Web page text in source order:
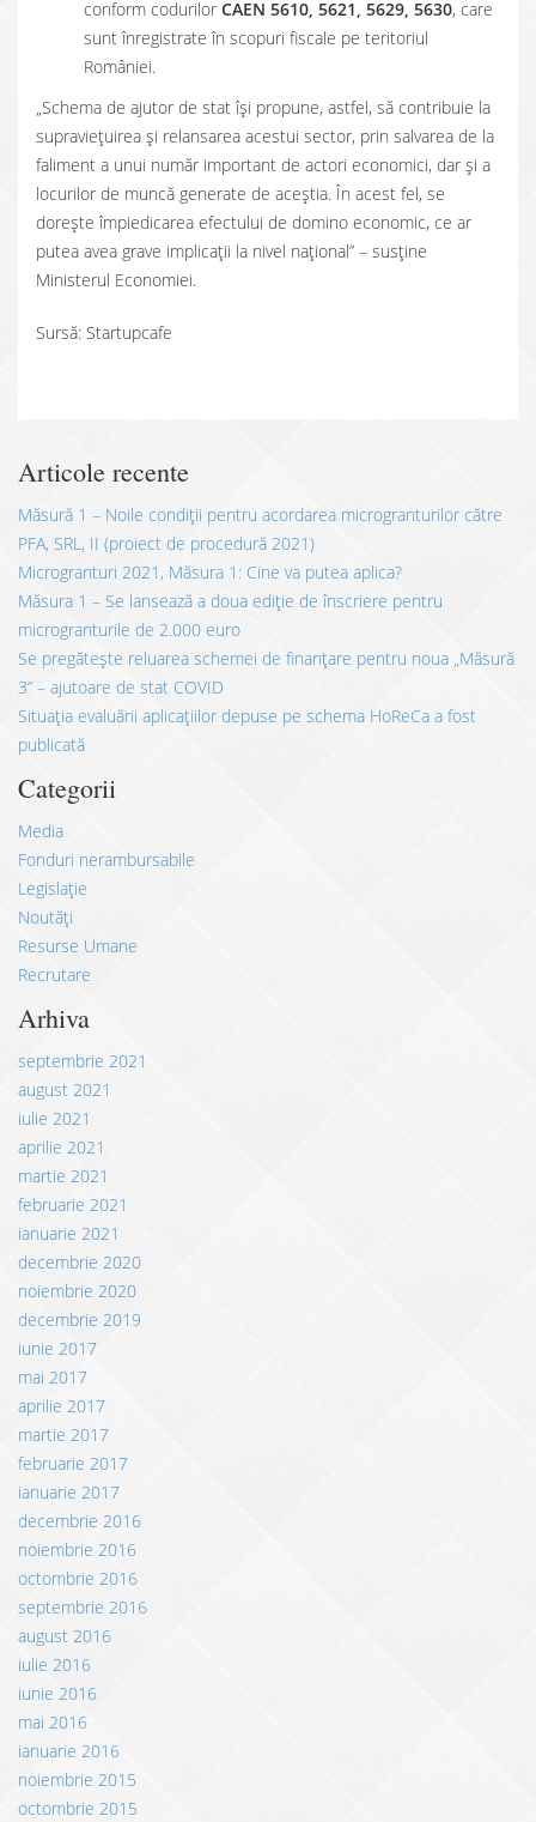
conform codurilor CAEN 5610, 5621, 5629, 5630, care
sunt înregistrate în scopuri fiscale pe teritoriul
României.
„Schema de ajutor de stat își propune, astfel, să contribuie la
supraviețuirea și relansarea acestui sector, prin salvarea de la
faliment a unui număr important de actori economici, dar și a
locurilor de muncă generate de aceștia. În acest fel, se
dorește împiedicarea efectului de domino economic, ce ar
putea avea grave implicații la nivel național” – susține
Ministerul Economiei.
Sursă: Startupcafe
Articole recente
Măsură 1 – Noile condiții pentru acordarea microgranturilor către
PFA, SRL, II (proiect de procedură 2021)
Microgranturi 2021, Măsura 1: Cine va putea aplica?
Măsura 1 – Se lansează a doua ediție de înscriere pentru
microgranturile de 2.000 euro
Se pregătește reluarea schemei de finanțare pentru noua „Măsură
3” – ajutoare de stat COVID
Situația evaluării aplicațiilor depuse pe schema HoReCa a fost
publicată
Categorii
Media
Fonduri nerambursabile
Legislație
Noutăți
Resurse Umane
Recrutare
Arhiva
septembrie 2021
august 2021
iulie 2021
aprilie 2021
martie 2021
februarie 2021
ianuarie 2021
decembrie 2020
noiembrie 2020
decembrie 2019
iunie 2017
mai 2017
aprilie 2017
martie 2017
februarie 2017
ianuarie 2017
decembrie 2016
noiembrie 2016
octombrie 2016
septembrie 2016
august 2016
iulie 2016
iunie 2016
mai 2016
ianuarie 2016
noiembrie 2015
octombrie 2015